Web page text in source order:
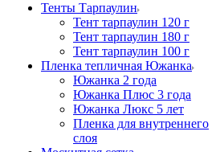
Тенты Тарпаулин
Тент тарпаулин 120 г
Тент тарпаулин 180 г
Тент тарпаулин 100 г
Пленка тепличная Южанка
Южанка 2 года
Южанка Плюс 3 года
Южанка Люкс 5 лет
Пленка для внутреннего
слоя